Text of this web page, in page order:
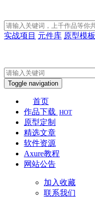
实战项目 元件库 原型模板
Toggle navigation
首页
作品下载 HOT
原型定制
精选文章
软件资源
Axure教程
网站公告
加入收藏
联系我们